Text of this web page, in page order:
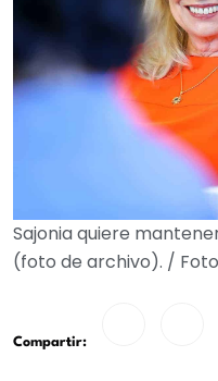
Sajonia quiere
(foto de archivo). /
Compartir: